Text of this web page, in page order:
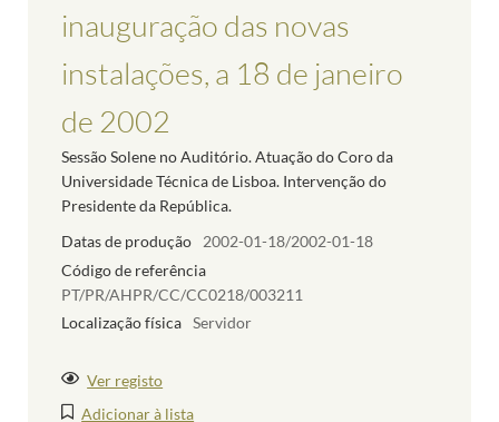
inauguração das novas
instalações, a 18 de janeiro
de 2002
Sessão Solene no Auditório. Atuação do Coro da
Universidade Técnica de Lisboa. Intervenção do
Presidente da República.
Datas de produção
2002-01-18/2002-01-18
Código de referência
PT/PR/AHPR/CC/CC0218/003211
Localização física Servidor
Ver registo
Adicionar à lista